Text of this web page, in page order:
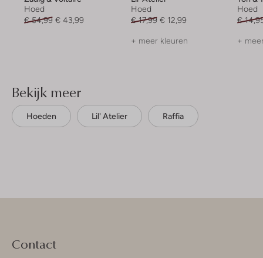
Hoed
€ 54,99 € 43,99
Hoed
€ 17,99 € 12,99
+ meer kleuren
Hoed
€
+
Bekijk meer
Hoeden Lil' Atelier Raffia
Contact